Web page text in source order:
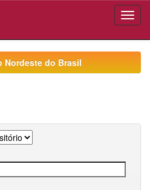
Nordeste do Brasil